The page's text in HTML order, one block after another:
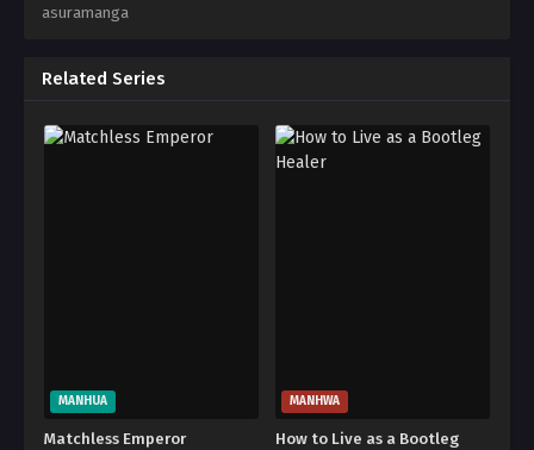
asuramanga
Related Series
MANHUA
Matchless Emperor
MANHWA
How to Live as a Bootleg